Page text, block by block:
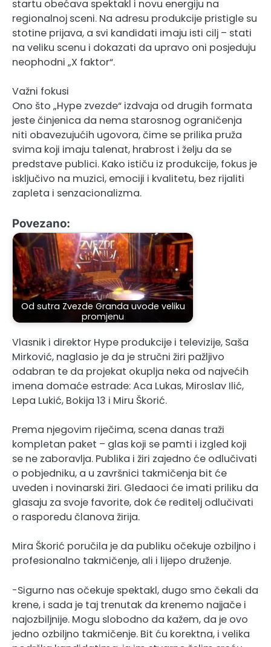
startu obećava spektakl i novu energiju na
regionalnoj sceni. Na adresu produkcije pristigle su
stotine prijava, a svi kandidati imaju isti cilj – stati
na veliku scenu i dokazati da upravo oni posjeduju
neophodni „X faktor“.
Važni fokusi
Ono što „Hype zvezde“ izdvaja od drugih formata
jeste činjenica da nema starosnog ograničenja
niti obavezujućih ugovora, čime se prilika pruža
svima koji imaju talenat, hrabrost i želju da se
predstave publici. Kako ističu iz produkcije, fokus je
isključivo na muzici, emociji i kvalitetu, bez rijaliti
zapleta i senzacionalizma.
Povezano:
Od sutra Zvezde Granda uvode veliku
promjenu
Vlasnik i direktor Hype produkcije i televizije, Saša
Mirković, naglasio je da je stručni žiri pažljivo
odabran te da projekat okuplja neka od najvećih
imena domaće estrade: Aca Lukas, Miroslav Ilić,
Lepa Lukić, Bokija 13 i Miru Škorić.
Prema njegovim riječima, scena danas traži
kompletan paket – glas koji se pamti i izgled koji
se ne zaboravlja. Publika i žiri zajedno će odlučivati
o pobjedniku, a u završnici takmičenja bit će
uveden i novinarski žiri. Gledaoci će imati priliku da
glasaju za svoje favorite, dok će reditelj odlučivati
o rasporedu članova žirija.
Mira Škorić poručila je da publiku očekuje ozbiljno i
profesionalno takmičenje, ali i lijepo druženje.
-Sigurno nas očekuje spektakl, dugo smo čekali da
krene, i sada je taj trenutak da krenemo najjače i
najozbiljnije. Mogu slobodno da kažem, da je ovo
jedno ozbiljno takmičenje. Bit ću korektna, i velika